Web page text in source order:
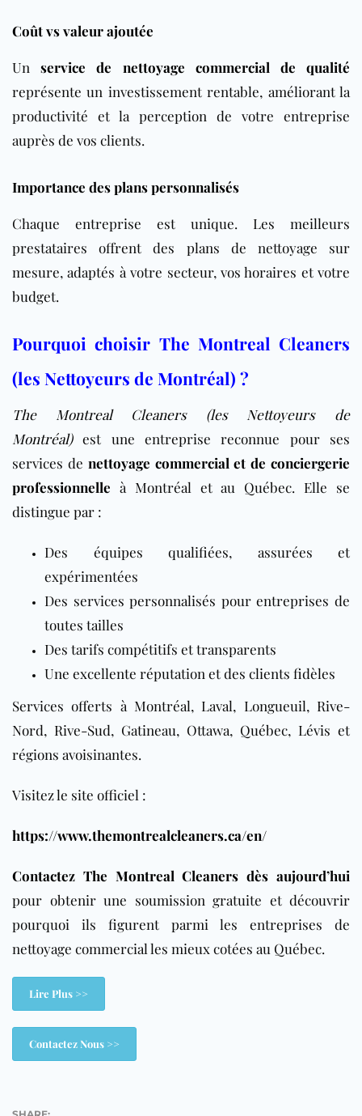
Coût vs valeur ajoutée
Unservice de nettoyage commercial de qualité
représente un investissement rentable, améliorant la
productivité et la perception de votre entreprise
auprès de vos clients.
Importance des plans personnalisés
Chaque entreprise est unique. Les meilleurs
prestataires offrent des plans de nettoyage sur
mesure, adaptés à votre secteur, vos horaires et votre
budget.
Pourquoi choisir The Montreal Cleaners
(les Nettoyeurs de Montréal) ?
The Montreal Cleaners (les Nettoyeurs de
Montréal)est une entreprise reconnue pour ses
services de nettoyage commercial et de conciergerie
professionnelle à Montréal et au Québec. Elle se
distingue par :
Des équipes qualifiées, assurées et
expérimentées
Des services personnalisés pour entreprises de
toutes tailles
Des tarifs compétitifs et transparents
Une excellente réputation et des clients fidèles
Services offerts à Montréal, Laval, Longueuil, Rive-
Nord, Rive-Sud, Gatineau, Ottawa, Québec, Lévis et
régions avoisinantes.
Visitez le site officiel :
https://www.themontrealcleaners.ca/en/
Contactez The Montreal Cleaners dès aujourd’hui
pour obtenir une soumission gratuite et découvrir
pourquoi ils figurent parmi les entreprises de
nettoyage commercial les mieux cotées au Québec.
Lire Plus >>
Contactez Nous >>